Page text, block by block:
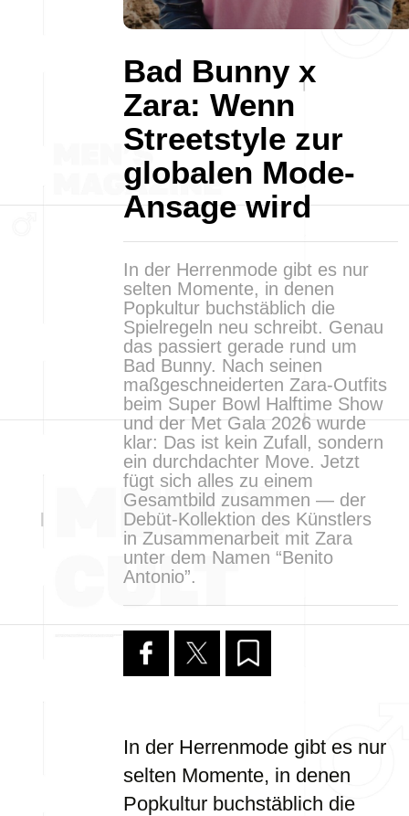
Bad Bunny x
Zara: Wenn
Streetstyle zur
globalen Mode-
Ansage wird
In der Herrenmode gibt es nur
selten Momente, in denen
Popkultur buchstäblich die
Spielregeln neu schreibt. Genau
das passiert gerade rund um
Bad Bunny. Nach seinen
maßgeschneiderten Zara-Outfits
beim Super Bowl Halftime Show
und der Met Gala 2026 wurde
klar: Das ist kein Zufall, sondern
ein durchdachter Move. Jetzt
fügt sich alles zu einem
Gesamtbild zusammen — der
Debüt-Kollektion des Künstlers
in Zusammenarbeit mit Zara
unter dem Namen “Benito
Antonio”.
In der Herrenmode gibt es nur
selten Momente, in denen
Popkultur buchstäblich die